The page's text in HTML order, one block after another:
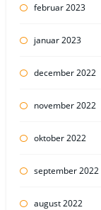
februar 2023
januar 2023
december 2022
november 2022
oktober 2022
september 2022
august 2022